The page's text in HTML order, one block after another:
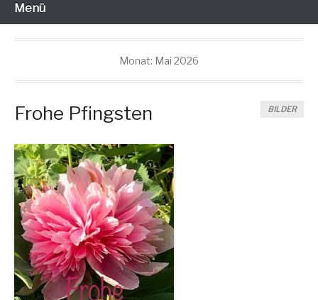
Menü
Monat: Mai 2026
Frohe Pfingsten BILDER